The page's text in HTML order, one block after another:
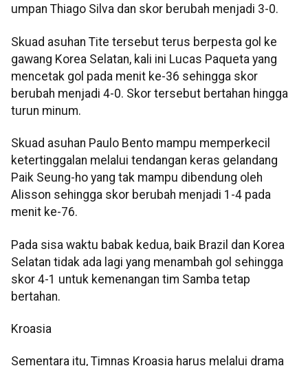
umpan Thiago Silva dan skor berubah menjadi 3-0.
Skuad asuhan Tite tersebut terus berpesta gol ke
gawang Korea Selatan, kali ini Lucas Paqueta yang
mencetak gol pada menit ke-36 sehingga skor
berubah menjadi 4-0. Skor tersebut bertahan hingga
turun minum.
Skuad asuhan Paulo Bento mampu memperkecil
ketertinggalan melalui tendangan keras gelandang
Paik Seung-ho yang tak mampu dibendung oleh
Alisson sehingga skor berubah menjadi 1-4 pada
menit ke-76.
Pada sisa waktu babak kedua, baik Brazil dan Korea
Selatan tidak ada lagi yang menambah gol sehingga
skor 4-1 untuk kemenangan tim Samba tetap
bertahan.
Kroasia
Sementara itu, Timnas Kroasia harus melalui drama